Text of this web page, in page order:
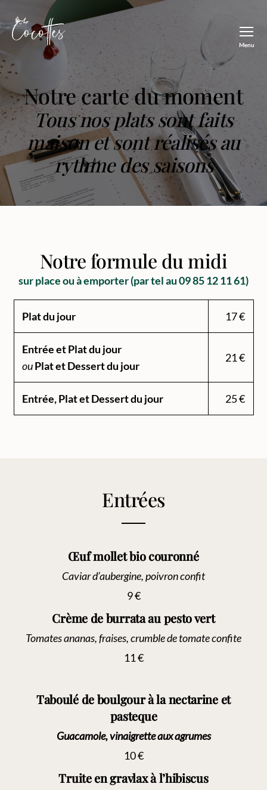
Restaurant
Cocottes
Menu
Notre carte du moment
Tous nos plats sont faits
maison et sont réalisés au
rythme des saisons
Notre formule du midi
sur place ou à emporter (par tel au 09 85 12 11 61)
Plat du jour 17 €
Entrée et Plat du jour
ouPlat et Dessert du jour
21 €
Entrée, Plat et Dessert du jour 25 €
Entrées
Œuf mollet bio couronné
Caviar d’aubergine, poivron confit
9 €
Crème de burrata au pesto vert
Tomates ananas, fraises, crumble de tomate confite
11 €
Taboulé de boulgour à la nectarine et
pasteque
Guacamole, vinaigrette aux agrumes
10 €
Truite en gravlax à l’hibiscus